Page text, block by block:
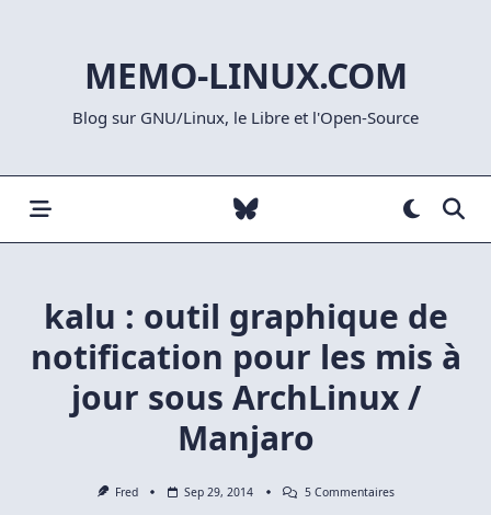
MEMO-LINUX.COM
Blog sur GNU/Linux, le Libre et l'Open-Source
kalu : outil graphique de
notification pour les mis à
jour sous ArchLinux /
Manjaro
Fred Sep 29, 2014 5 CommentairesSur